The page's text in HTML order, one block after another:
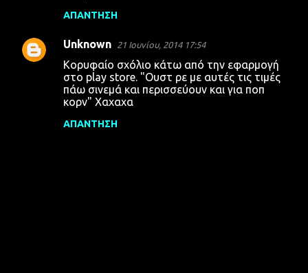
ΑΠΆΝΤΗΣΗ
Unknown 21 Ιουνίου, 2014 17:54
Κορυφαίο σχόλιο κάτω από την εφαρμογή
στο play store. "Ουστ ρε με αυτές τις τιμές
πάω σινεμά και περισσεύουν και για ποπ
κορν" Χαχαχα
ΑΠΆΝΤΗΣΗ